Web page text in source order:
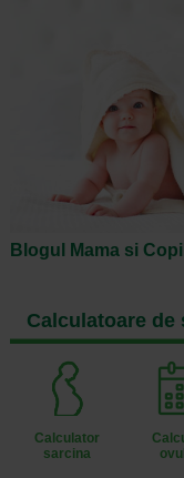
Blogul Mama si
Calculatoare de
Calculator
sarcina